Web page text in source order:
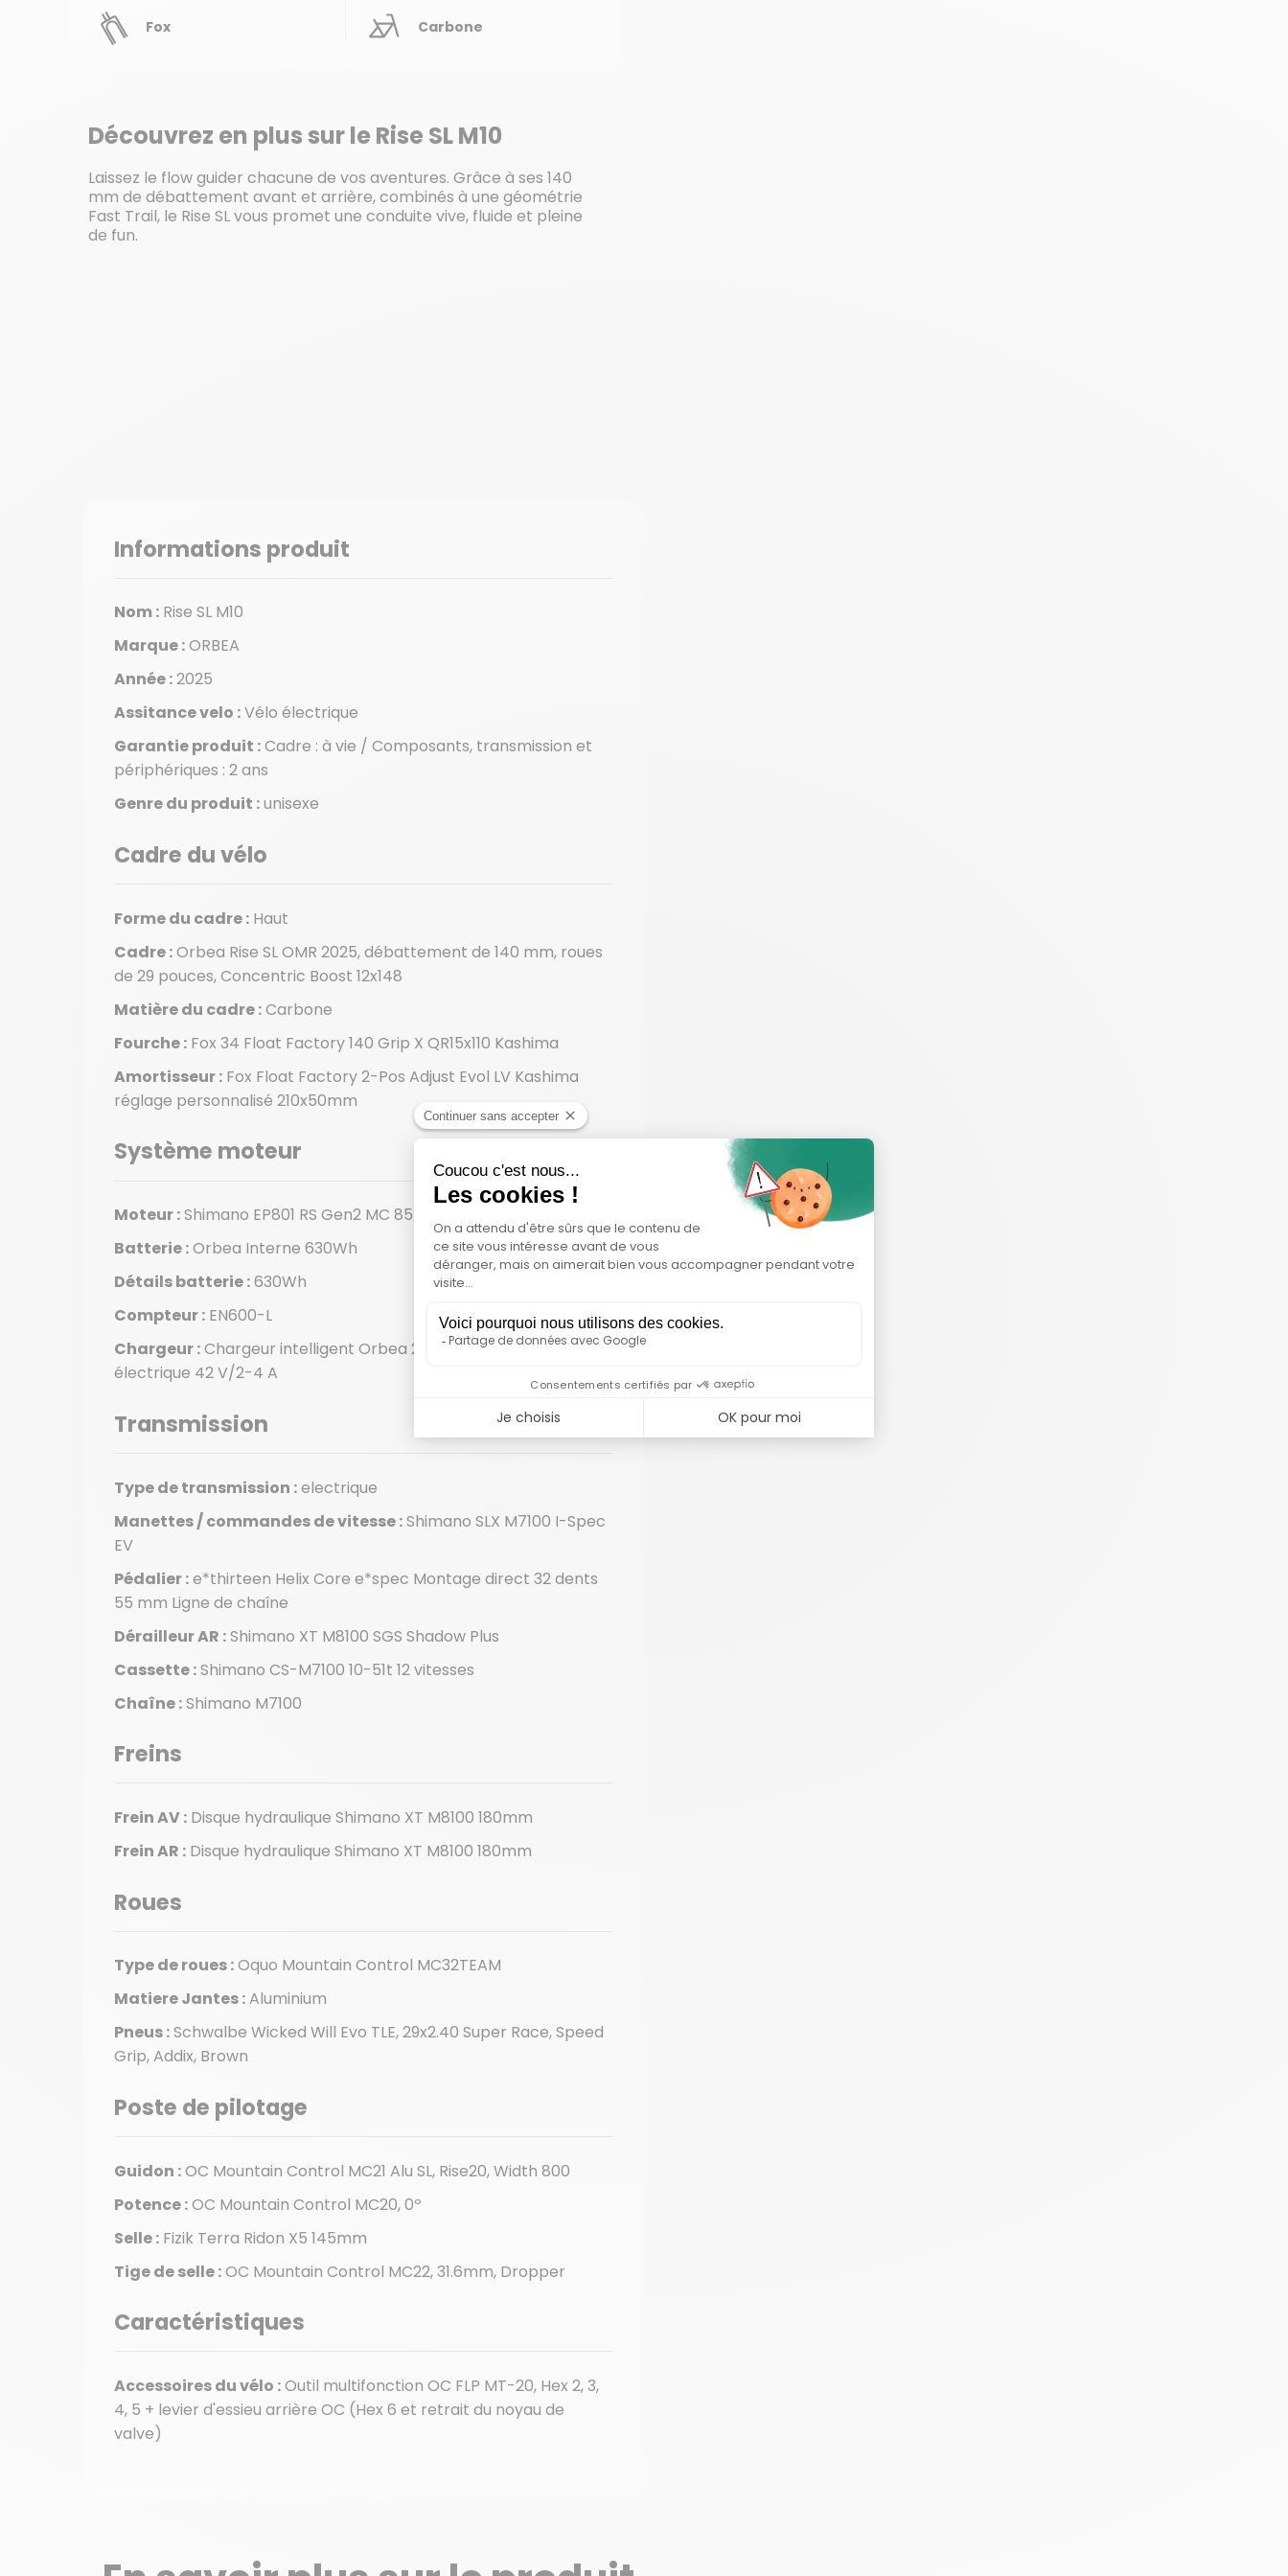
Fox Carbone
Découvrez en plus sur le Rise SL M10
Laissez le flow guider chacune de vos aventures. Grâce à ses 140
mm de débattement avant et arrière, combinés à une géométrie
Fast Trail, le Rise SL vous promet une conduite vive, fluide et pleine
de fun.
Informations produit
Nom : Rise SL M10
Marque :ORBEA
Année :2025
Assitance velo :Vélo électrique
Garantie produit :Cadre : à vie / Composants, transmission et
périphériques : 2 ans
Genre du produit :unisexe
Cadre du vélo
Forme du cadre : Haut
Cadre :Orbea Rise SL OMR 2025, débattement de 140 mm, roues
de 29 pouces, Concentric Boost 12x148
Matière du cadre :Carbone
Fourche : Fox 34 Float Factory 140 Grip X QR15x110 Kashima
Amortisseur : Fox Float Factory 2-Pos Adjust Evol LV Kashima
réglage personnalisé 210x50mm
Système moteur
Moteur :Shimano EP801 RS Gen2 MC 85nm
Batterie :Orbea Interne 630Wh
Détails batterie :630Wh
Compteur : EN600-L
Chargeur :Chargeur intelligent Orbea 2e génération pour vélo
électrique 42 V/2-4 A
Transmission
Type de transmission :electrique
Manettes / commandes de vitesse :Shimano SLX M7100 I-Spec
EV
Pédalier :e*thirteen Helix Core e*spec Montage direct 32 dents
55 mm Ligne de chaîne
Dérailleur AR :Shimano XT M8100 SGS Shadow Plus
Cassette :Shimano CS-M7100 10-51t 12 vitesses
Chaîne :Shimano M7100
Freins
Frein AV : Disque hydraulique Shimano XT M8100 180mm
Frein AR : Disque hydraulique Shimano XT M8100 180mm
Roues
Type de roues :Oquo Mountain Control MC32TEAM
Matiere Jantes :Aluminium
Pneus :Schwalbe Wicked Will Evo TLE, 29x2.40 Super Race, Speed
Grip, Addix, Brown
Poste de pilotage
Guidon :OC Mountain Control MC21 Alu SL, Rise20, Width 800
Potence :OC Mountain Control MC20, 0º
Selle : Fizik Terra Ridon X5 145mm
Tige de selle :OC Mountain Control MC22, 31.6mm, Dropper
Caractéristiques
Accessoires du vélo :Outil multifonction OC FLP MT-20, Hex 2, 3,
4, 5 + levier d'essieu arrière OC (Hex 6 et retrait du noyau de
valve)